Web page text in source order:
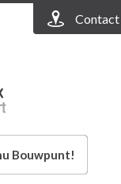
Contact
Bouwpunt!